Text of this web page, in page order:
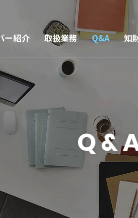
ー紹介 取扱業務 Q&A 知
Q &